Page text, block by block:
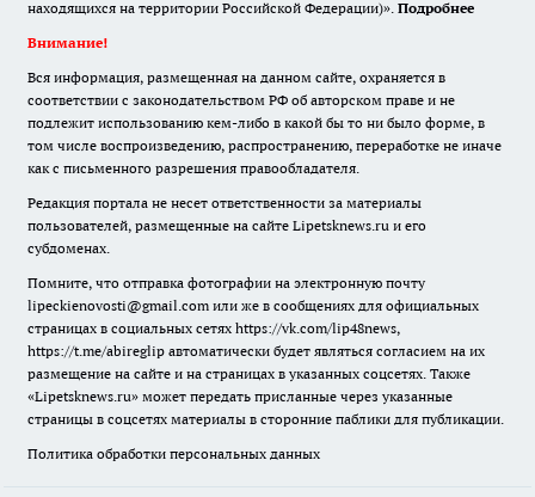
находящихся на территории Российской Федерации)». Подробнее
Внимание!
Вся информация, размещенная на данном сайте, охраняется в
соответствии с законодательством РФ об авторском праве и не
подлежит использованию кем-либо в какой бы то ни было форме, в
том числе воспроизведению, распространению, переработке не иначе
как с письменного разрешения правообладателя.
Редакция портала не несет ответственности за материалы
пользователей, размещенные на сайте Lipetsknews.ru и его
субдоменах.
Помните, что отправка фотографии на электронную почту
lipeckienovosti@gmail.com или же в сообщениях для официальных
страницах в социальных сетях https://vk.com/lip48news,
https://t.me/abireglip автоматически будет являться согласием на их
размещение на сайте и на страницах в указанных соцсетях. Также
«Lipetsknews.ru» может передать присланные через указанные
страницы в соцсетях материалы в сторонние паблики для публикации.
Политика обработки персональных данных